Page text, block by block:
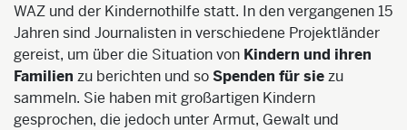
WAZ und der Kindernothilfe statt. In den vergangenen 15
Jahren sind Journalisten in verschiedene Projektländer
gereist, um über die Situation von Kindern und ihren
Familien zu berichten und soSpenden für siezu
sammeln. Sie haben mit großartigen Kindern
gesprochen, die jedoch unter Armut, Gewalt und